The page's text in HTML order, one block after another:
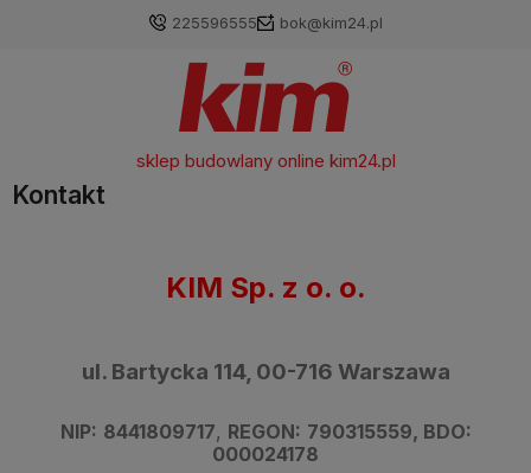
225596555 bok@kim24.pl
sklep budowlany online kim24.pl
Kontakt
KIM Sp. z o. o.
ul. Bartycka 114, 00-716 Warszawa
NIP: 8441809717, REGON: 790315559, BDO:
000024178